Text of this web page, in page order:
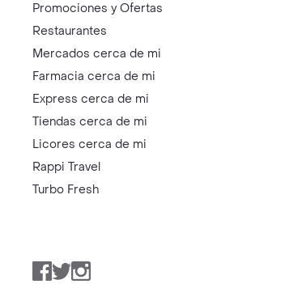
Promociones y Ofertas
Restaurantes
Mercados cerca de mi
Farmacia cerca de mi
Express cerca de mi
Tiendas cerca de mi
Licores cerca de mi
Rappi Travel
Turbo Fresh
Facebook
TwitterInstagram